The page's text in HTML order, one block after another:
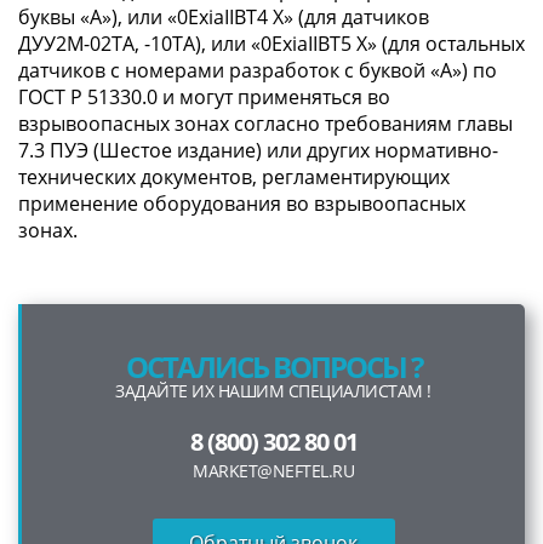
буквы «А»), или «0ExiаIIBT4 X» (для датчиков
ДУУ2М-02ТА, -10ТА), или «0ExiаIIBT5 X» (для остальных
датчиков с номерами разработок с буквой «А») по
ГОСТ Р 51330.0 и могут применяться во
взрывоопасных зонах согласно требованиям главы
7.3 ПУЭ (Шестое издание) или других нормативно-
технических документов, регламентирующих
применение оборудования во взрывоопасных
зонах.
ОСТАЛИСЬ ВОПРОСЫ ?
ЗАДАЙТЕ ИХ НАШИМ СПЕЦИАЛИСТАМ !
8 (800) 302 80 01
MARKET@NEFTEL.RU